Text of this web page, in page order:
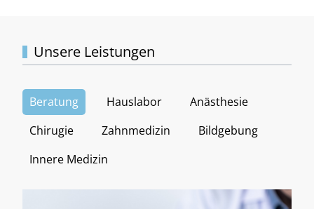
Unsere Leistungen
Beratung Hauslabor
Anästhesie
Chirugie
Zahnmedizin
Bildgebung
Innere Medizin